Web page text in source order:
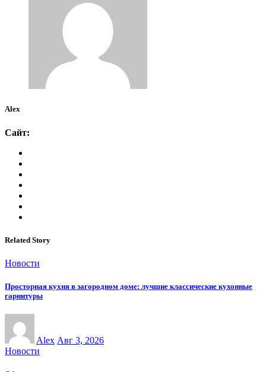
Alex
Сайт:
Related Story
Новости
Просторная кухня в загородном доме: лучшие классические кухонные
гарнитуры
Alex Авг 3, 2026
Новости